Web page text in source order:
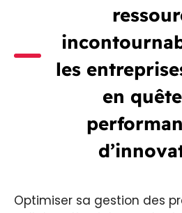
les
en
Optimiser sa gestion des